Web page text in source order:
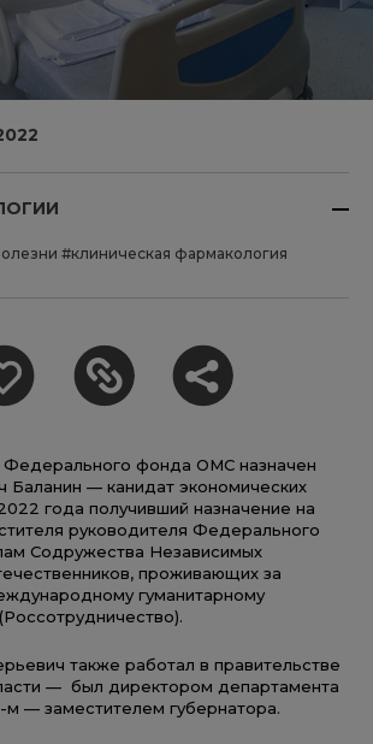
#клиническая фармакология
фонда ОМС назначен
Баланин — канидат экономических
года получивший назначение на
руководителя Федерального
Содружества Независимых
проживающих за
гуманитарному
также работал в правительстве
— был директором департамента
м — заместителем губернатора.